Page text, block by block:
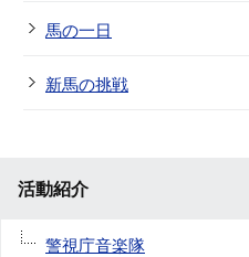
馬の一日
新馬の挑戦
活動紹介
警視庁音楽隊